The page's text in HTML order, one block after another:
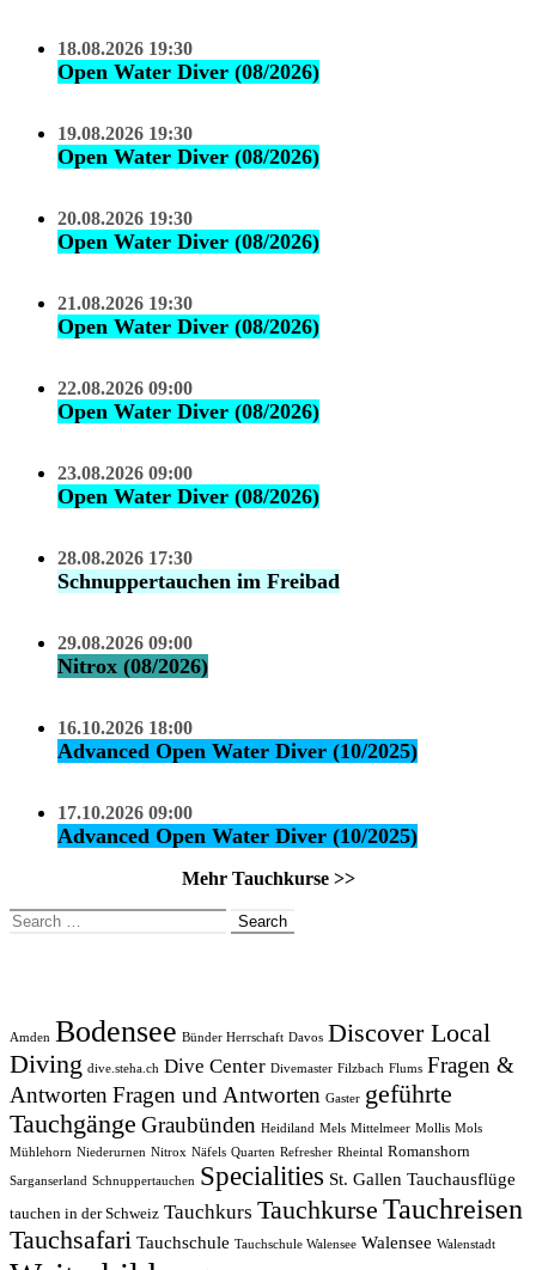
18.08.2026 19:30
Open Water Diver (08/2026)
19.08.2026 19:30
Open Water Diver (08/2026)
20.08.2026 19:30
Open Water Diver (08/2026)
21.08.2026 19:30
Open Water Diver (08/2026)
22.08.2026 09:00
Open Water Diver (08/2026)
23.08.2026 09:00
Open Water Diver (08/2026)
28.08.2026 17:30
Schnuppertauchen im Freibad
29.08.2026 09:00
Nitrox (08/2026)
16.10.2026 18:00
Advanced Open Water Diver (10/2025)
17.10.2026 09:00
Advanced Open Water Diver (10/2025)
Mehr Tauchkurse >>
Search
Amden Bodensee Bünder Herrschaft Davos Discover Local
Diving dive.steha.ch Dive Center Divemaster Filzbach Flums Fragen &
Antworten Fragen und Antworten Gaster geführte
Tauchgänge Graubünden Heidiland Mels Mittelmeer Mollis Mols
Mühlehorn Niederurnen Nitrox Näfels Quarten Refresher Rheintal Romanshorn
Sarganserland Schnuppertauchen Specialities St. Gallen Tauchausflüge
tauchen in der Schweiz Tauchkurs Tauchkurse Tauchreisen
Tauchsafari Tauchschule Tauchschule Walensee Walensee Walenstadt